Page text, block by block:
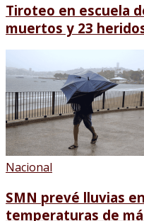
Tiroteo en escuela
muertos y 23
Nacional
SMN prevé lluvias
temperaturas de